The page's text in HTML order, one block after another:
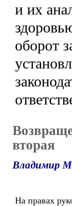
и их
оборот
вторая
Владимир
На правах